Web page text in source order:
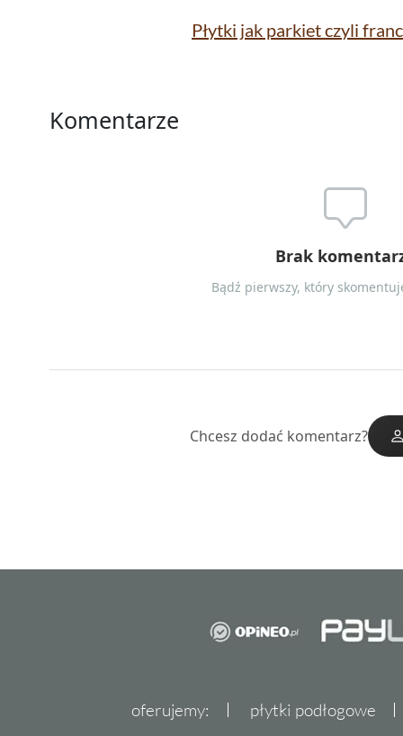
Płytki jak parkiet czyli
Komentarze
Brak
Bądź pierwszy, który
Chcesz dodać komentarz?
oferujemy: płytki podłogowe